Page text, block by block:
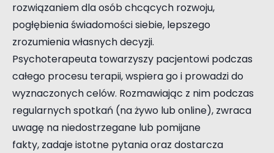
rozwiązaniem dla osób chcących rozwoju,
pogłębienia świadomości siebie, lepszego
zrozumienia własnych decyzji.
Psychoterapeuta towarzyszy pacjentowi podczas
całego procesu terapii, wspiera go i prowadzi do
wyznaczonych celów. Rozmawiając z nim podczas
regularnych spotkań (na żywo lub online), zwraca
uwagę na niedostrzegane lub pomijane
fakty, zadaje istotne pytania oraz dostarcza